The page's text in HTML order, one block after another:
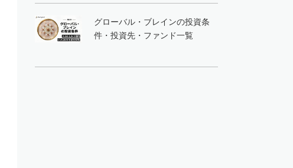
グローバル・ブレインの投資条
件・投資先・ファンド一覧